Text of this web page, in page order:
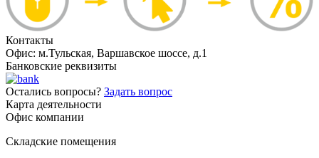
Контакты
Офис: м.Тульская, Варшавское шоссе, д.1
Банковские реквизиты
Остались вопросы? Задать вопрос
Карта деятельности
Офис компании
Складские помещения